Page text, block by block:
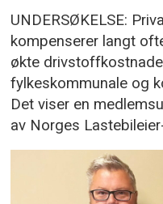
UNDERSØKELSE:
kompenserer langt
økte
fylkeskommunale og
Det viser en
av Norges